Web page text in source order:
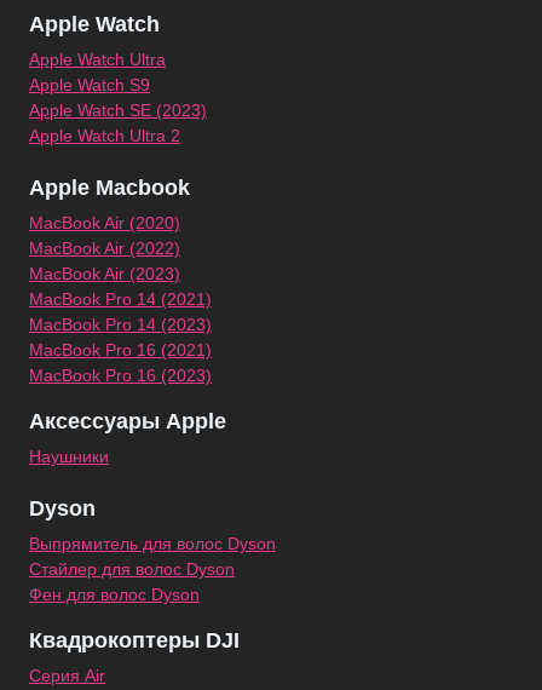
Apple Watch
Apple Watch Ultra
Apple Watch S9
Apple Watch SE (2023)
Apple Watch Ultra 2
Apple Macbook
MacBook Air (2020)
MacBook Air (2022)
MacBook Air (2023)
MacBook Pro 14 (2021)
MacBook Pro 14 (2023)
MacBook Pro 16 (2021)
MacBook Pro 16 (2023)
Аксессуары Apple
Наушники
Dyson
Выпрямитель для волос Dyson
Стайлер для волос Dyson
Фен для волос Dyson
Квадрокоптеры DJI
Серия Air